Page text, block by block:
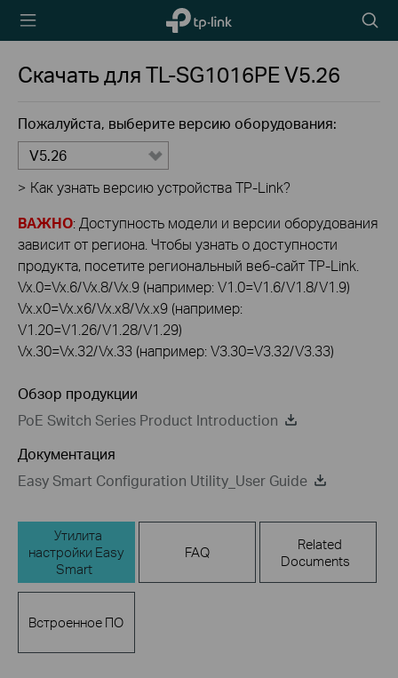
TP-Link,
Reliably
icon
Скачать дляTL-SG1016PEV5.26
Пожалуйста, выберите версию оборудования:
V5.26
> Как узнать версию устройства TP-Link?
ВАЖНО: Доступность модели и версии оборудования
зависит от региона. Чтобы узнать о доступности
продукта, посетите региональный веб-сайт TP-Link.
Vx.0=Vx.6/Vx.8/Vx.9 (например: V1.0=V1.6/V1.8/V1.9)
Vx.x0=Vx.x6/Vx.x8/Vx.x9 (например:
V1.20=V1.26/V1.28/V1.29)
Vx.30=Vx.32/Vx.33 (например: V3.30=V3.32/V3.33)
Обзор продукции
PoE Switch Series Product Introduction
Документация
Easy Smart Configuration Utility_User Guide
Утилита
настройки Easy
Smart
FAQ
Related
Documents
Встроенное ПО